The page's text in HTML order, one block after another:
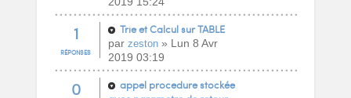
1
RÉPONSES
Trie et Calcul sur TABLE
par zeston» Lun 8 Avr
2019 03:19
0
appel procedure stockée